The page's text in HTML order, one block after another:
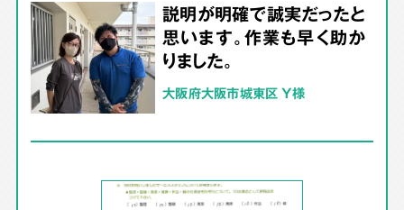
説明が明確で誠実だったと
思います。作業も早く助か
りました。
大阪府大阪市城東区 Y様